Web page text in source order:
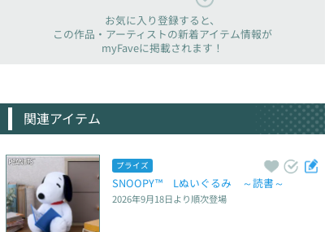
お気に入り登録すると、
この作品・アーティストの新着アイテム情報が
myFaveに掲載されます！
関連アイテム
プライズ
SNOOPY™　Lぬいぐるみ　～読書～
2026年9月18日より順次登場